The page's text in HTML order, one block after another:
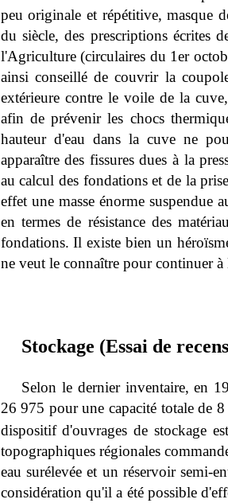
peu originale et répétitive, masque
du siècle, des prescriptions écrites
l'Agriculture (circulaires du 1er
ainsi conseillé de couvrir la
extérieure contre le voile de la
afin de prévenir les chocs
hauteur d'eau dans la cuve ne
apparaître des fissures dues à la
au calcul des fondations et de la
effet une masse énorme suspendue
en termes de résistance des
fondations. Il existe bien un
ne veut le connaître pour continuer
Stockage (Essai de
Selon le dernier inventaire, en
26 975 pour une capacité totale de
dispositif d'ouvrages de stockage
topographiques régionales
eau surélevée et un réservoir semi-
considération qu'il a été possible